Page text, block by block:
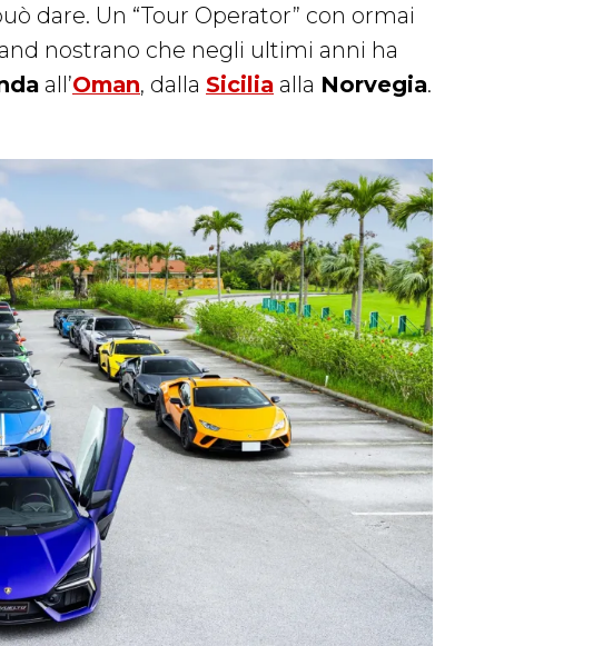
dare. Un “Tour Operator” con ormai
nostrano che negli ultimi anni ha
all’Oman, dalla Sicilia alla Norvegia.